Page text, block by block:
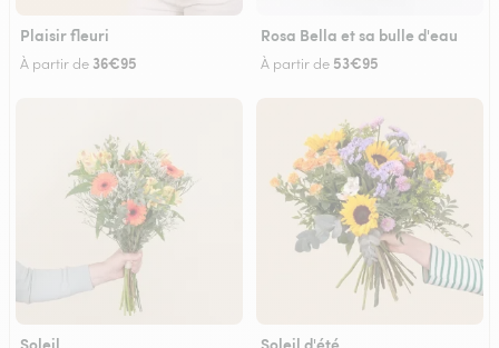
Plaisir fleuri
À partir de 36€95
Rosa Bella et sa bulle d'eau
À partir de 53€95
Soleil Soleil d'été